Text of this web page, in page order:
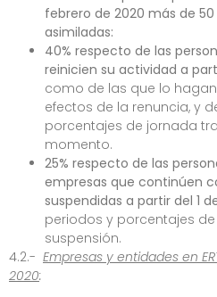
febrero de 2020 más de
asimiladas:
40% respecto de las
reinicien su actividad a
como de las que lo
efectos de la renuncia, y
porcentajes de jornada
momento.
25% respecto de las
empresas que continúen
suspendidas a partir del 1
periodos y porcentajes
suspensión.
4.2.- Empresas y entidades en
2020: